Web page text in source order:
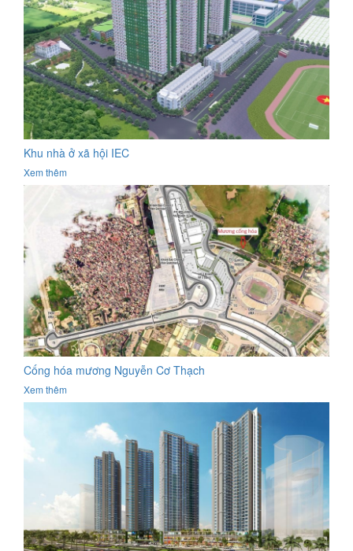
Khu nhà ở xã hội IEC
Xem thêm
Cống hóa mương Nguyễn Cơ Thạch
Xem thêm